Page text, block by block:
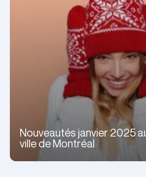
Nouveautés janvier 2025
ville de Montréal